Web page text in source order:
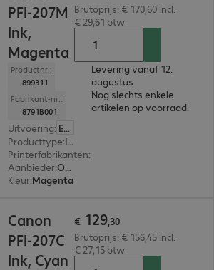
PFI-207M
Ink,
Magenta
Productnr.:
899311
Fabrikant-nr.:
8791B001
Uitvoering: Europa
Producttype: Ink
Printerfabrikanten:
Aanbieder:
Origineel
Kleur:Magenta
Brutoprijs: € 170,60 incl.
€ 29,61 btw
Levering vanaf 12.
augustus
Nog slechts enkele
artikelen op voorraad.
Canon
PFI-207C
Ink, Cyan
€ 129,30
Brutoprijs: € 156,45 incl.
€ 27,15 btw